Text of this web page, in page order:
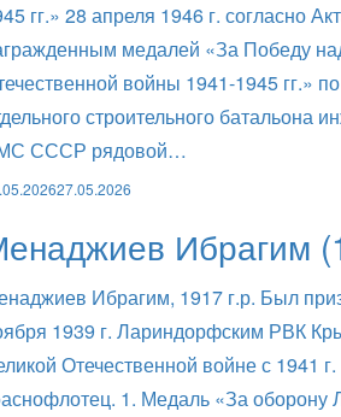
гг.» 28 апреля 1946 г. согласно
медалей «За Победу
войны 1941-1945 гг.»
строительного батальона
СССР рядовой…
27.05.2026
Ибрагим
Ибрагим, 1917 г.р. Был
1939 г. Лариндорфским РВК
Отечественной войне с 1941
1. Медаль «За оборону